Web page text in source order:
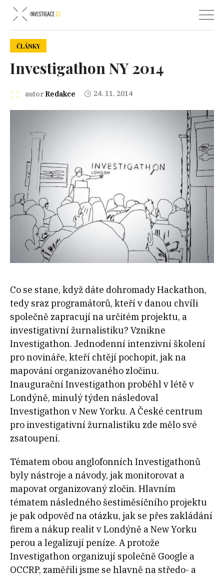
ČLÁNKY
Investigathon NY 2014
autor Redakce 24. 11. 2014
Co se stane, když dáte dohromady Hackathon,
tedy sraz programátorů, kteří v danou chvíli
společně zapracují na určitém projektu, a
investigativní žurnalistiku? Vznikne
Investigathon. Jednodenní intenzivní školení
pro novináře, kteří chtějí pochopit, jak na
mapování organizovaného zločinu.
Inaugurační Investigathon proběhl v létě v
Londýně, minulý týden následoval
Investigathon v New Yorku. A České centrum
pro investigativní žurnalistiku zde mělo své
zsatoupení.
Tématem obou anglofonních Investigathonů
byly nástroje a návody, jak monitorovat a
mapovat organizovaný zločin. Hlavním
tématem následného šestiměsíčního projektu
je pak odpověď na otázku, jak se přes zakládání
firem a nákup realit v Londýně a New Yorku
perou a legalizují peníze. A protože
Investigathon organizují společně Google a
OCCRP, zaměřili jsme se hlavně na středo- a